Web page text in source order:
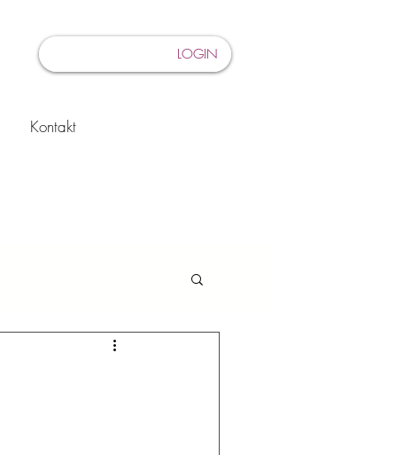
LOGIN
Kontakt